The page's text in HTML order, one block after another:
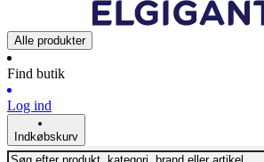
Alle produkter
Find butik
Log ind
Indkøbskurv